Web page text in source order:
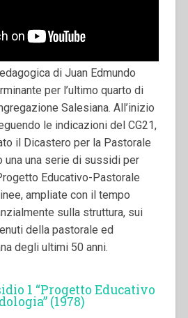
di Juan Edmundo
per l’ultimo quarto di
Salesiana. All’inizio
le indicazioni del CG21,
il Dicastero per la Pastorale
una una serie di sussidi per
Educativo-Pastorale
ampliate con il tempo
sulla struttura, sui
della pastorale ed
degli ultimi 50 anni.
1 “Progetto Educativo
(1978)